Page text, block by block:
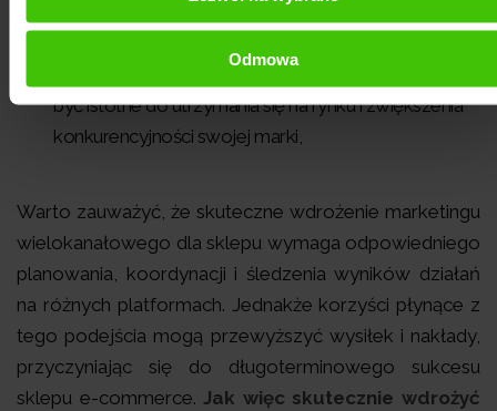
Odmowa
być istotne do utrzymania się na rynku i zwiększenia
konkurencyjności swojej marki,
Warto zauważyć, że skuteczne wdrożenie marketingu
wielokanałowego dla sklepu wymaga odpowiedniego
planowania, koordynacji i śledzenia wyników działań
na różnych platformach. Jednakże korzyści płynące z
tego podejścia mogą przewyższyć wysiłek i nakłady,
przyczyniając się do długoterminowego sukcesu
sklepu e-commerce. Jak więc skutecznie wdrożyć